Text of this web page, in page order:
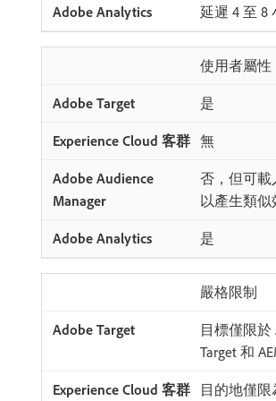
延遲 4 至 8
使用者屬性
是
無
否，但可載
以產生類似
是
嚴格限制
目標僅限於
Target 和
目的地僅限